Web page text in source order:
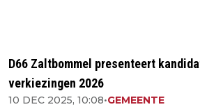
D66 Zaltbommel presenteert
verkiezingen 2026
10 DEC 2025, 10:08•GEMEENTE